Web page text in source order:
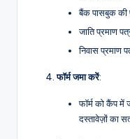
बैंक पासबुक की
जाति प्रमाण
निवास प्रमाण
फॉर्मजमाकरें:
फॉर्म को कैंप
दस्तावेज़ों का